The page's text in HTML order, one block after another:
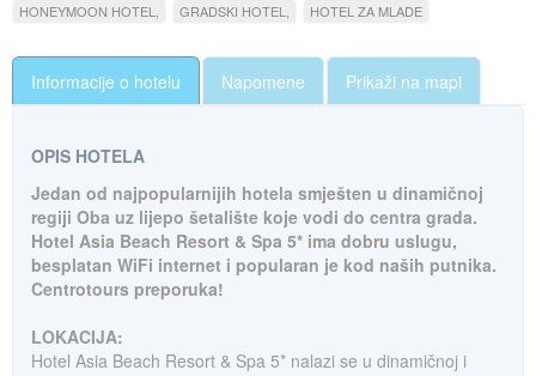
HONEYMOON HOTEL
GRADSKI HOTEL HOTEL ZA MLADE
Informacije o hotelu Napomene Prikaži na mapi
OPIS HOTELA
Jedan od najpopularnijih hotela smješten u dinamičnoj
regiji Oba uz lijepo šetalište koje vodi do centra grada.
Hotel Asia Beach Resort & Spa 5* ima dobru uslugu,
besplatan WiFi internet i popularan je kod naših putnika.
Centrotours preporuka!
LOKACIJA:
Hotel Asia Beach Resort & Spa 5* nalazi se u dinamičnoj i